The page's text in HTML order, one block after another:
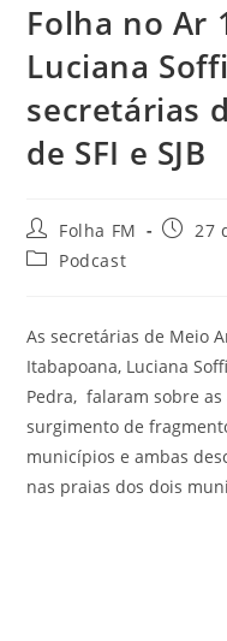
Folha no Ar
Luciana
secretárias
de SFI e SJB
Folha FM
27
Podcast
As secretárias de Meio
Itabapoana, Luciana
Pedra, falaram sobre
surgimento de
municípios e ambas
nas praias dos dois